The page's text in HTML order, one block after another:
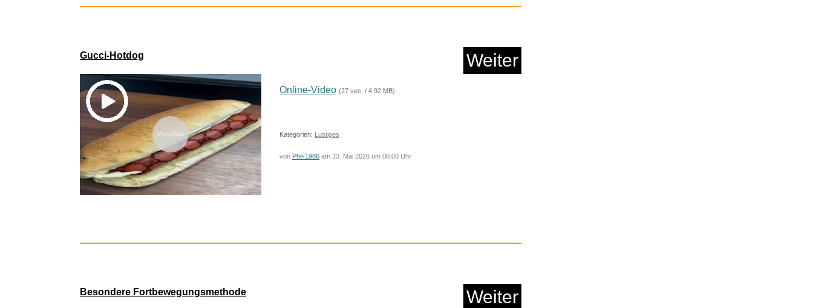
Native Instruments Komplete
Gucci-Hotdog Weiter
Vorschau
Online-Video (27 sec. / 4.92 MB)
Kategorien: Lustiges
von Phil-1986 am 23. Mai 2026 um 06:00 Uhr
Besondere Fortbewegungsmethode Weiter